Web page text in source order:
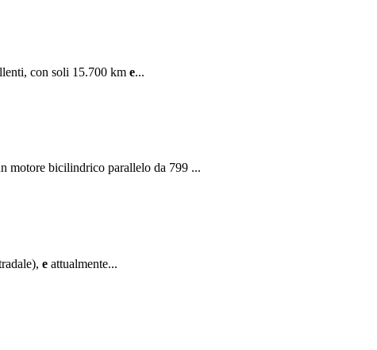
con soli 15.700 km e...
bicilindrico parallelo da 799 ...
e attualmente...